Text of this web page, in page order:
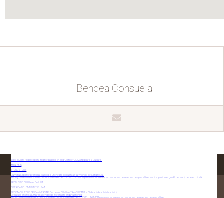
Bendea Consuela
Elevii clujeni redescoperă tradițiile pascale, în cadrul atelierului „Sărbătoare și Culoare”
Brâul nr. 6
ETONO STORY
Dumitru Sopon este angajat ca solist la Orchestra populară a Filarmonicii de Stat din Cluj.
ANUNŢ cu rezultatul final la concursul din data de 11.10.2022 – 18.10.2022 pentru ocuparea unui post vacant de referent de specialitate, studii superioare, grad I, perioadă nedeterminată
PRODUS DE CLUJ LA ALBA IULIA
BISERICA DE LEMN DIN TICU SAT
SPECTACOL FOLCLORIC ANIVERSAR: Orchestra CUNUNA TRANSILVANĂ la 65 de ani de activitate artistică
Declarație privind asumarea agendei de integriatate organizațională
Anunț cu rezultatele de la proba scrisă la concursul din data de 17.03.2022 – 24.03.2022 pentru ocuparea unui post vacant de referent de specialitate